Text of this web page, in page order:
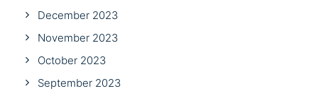
December 2023
November 2023
October 2023
September 2023